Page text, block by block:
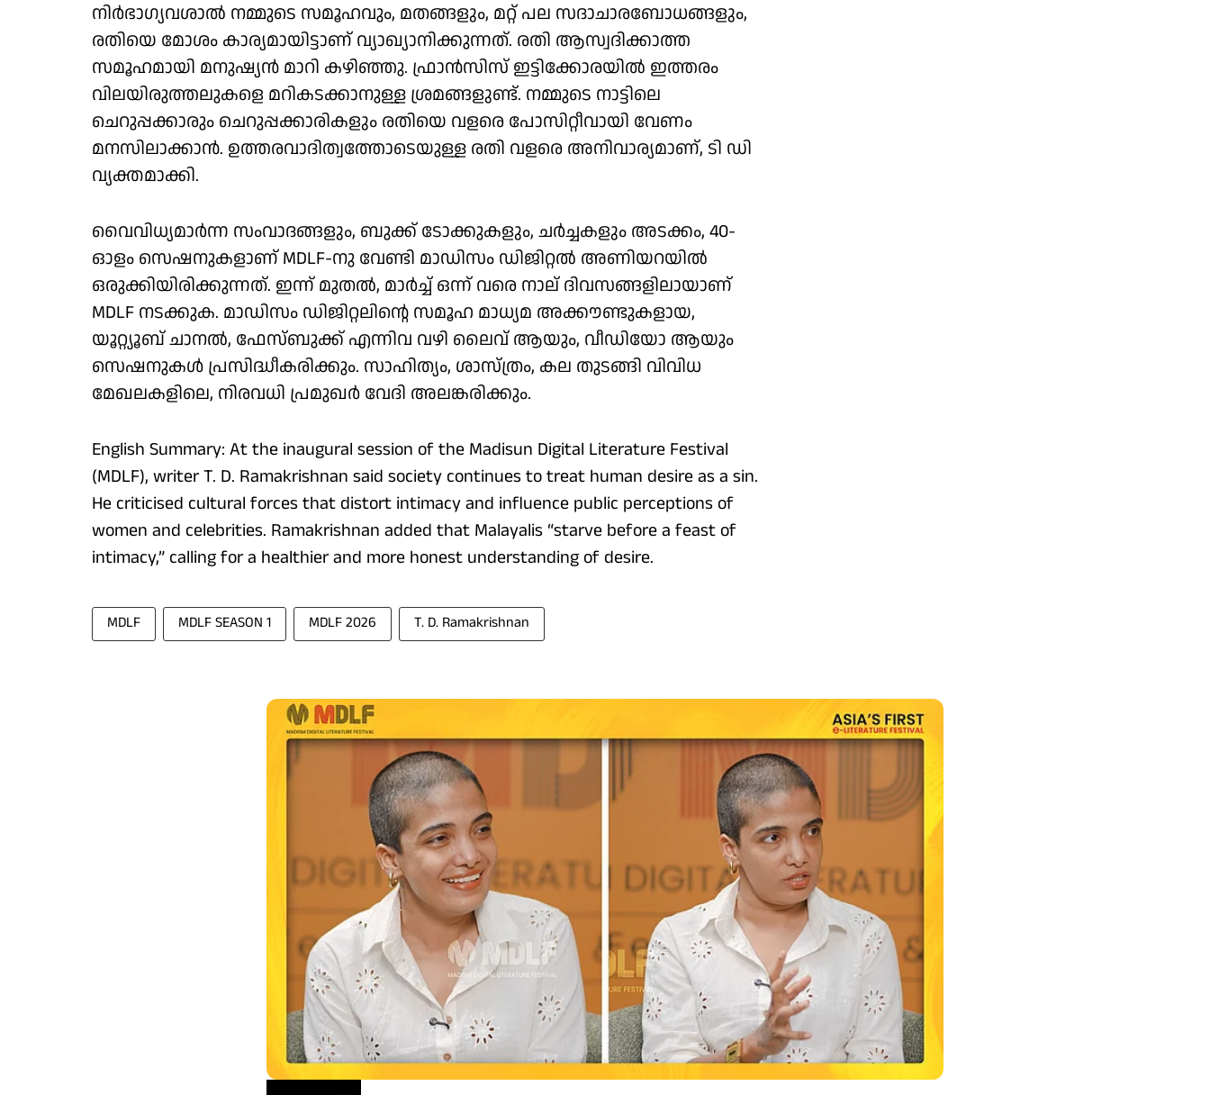
നിർഭാ​ഗ്യവശാൽ നമ്മുടെ സമൂഹവും, മതങ്ങളും, മറ്റ് പല സദാചാരബോധങ്ങളും,
രതിയെ മോശം കാര്യമായിട്ടാണ് വ്യാഖ്യാനിക്കുന്നത്. രതി ആസ്വദിക്കാത്ത
സമൂഹമായി മനുഷ്യൻ മാറി കഴിഞ്ഞു. ഫ്രാൻസിസ് ഇട്ടിക്കോരയിൽ ഇത്തരം
വിലയിരുത്തലുകളെ മറികടക്കാനുള്ള ശ്രമങ്ങളുണ്ട്. നമ്മുടെ നാട്ടിലെ
ചെറുപ്പക്കാരും ചെറുപ്പക്കാരികളും രതിയെ വളരെ പോസിറ്റീവായി വേണം
മനസിലാക്കാൻ. ഉത്തരവാദിത്വത്തോടെയുള്ള രതി വളരെ അനിവാര്യമാണ്, ടി ഡി
വ്യക്തമാക്കി.
വൈവിധ്യമാർന്ന സംവാദങ്ങളും, ബുക്ക് ടോക്കുകളും, ചർച്ചകളും അടക്കം, 40-
ഓളം സെഷനുകളാണ് MDLF-നു വേണ്ടി മാഡിസം ഡിജിറ്റൽ അണിയറയിൽ
ഒരുക്കിയിരിക്കുന്നത്. ഇന്ന് മുതൽ, മാർച്ച് ഒന്ന് വരെ നാല് ദിവസങ്ങളിലായാണ്
MDLF നടക്കുക. മാഡിസം ഡിജിറ്റലിന്റെ സമൂഹ മാധ്യമ അക്കൗണ്ടുകളായ,
യൂറ്റ്യൂബ് ചാനൽ, ഫേസ്ബുക്ക് എന്നിവ വഴി ലൈവ് ആയും, വീഡിയോ ആയും
സെഷനുകൾ പ്രസിദ്ധീകരിക്കും. സാഹിത്യം, ശാസ്ത്രം, കല തുടങ്ങി വിവിധ
മേഖലകളിലെ, നിരവധി പ്രമുഖർ വേദി അലങ്കരിക്കും.
English Summary: At the inaugural session of the Madisun Digital Literature Festival
(MDLF), writer T. D. Ramakrishnan said society continues to treat human desire as a sin.
He criticised cultural forces that distort intimacy and influence public perceptions of
women and celebrities. Ramakrishnan added that Malayalis “starve before a feast of
intimacy,” calling for a healthier and more honest understanding of desire.
MDLF MDLF SEASON 1 MDLF 2026 T. D. Ramakrishnan